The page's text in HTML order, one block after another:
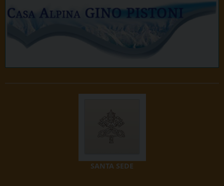
SANTA SEDE